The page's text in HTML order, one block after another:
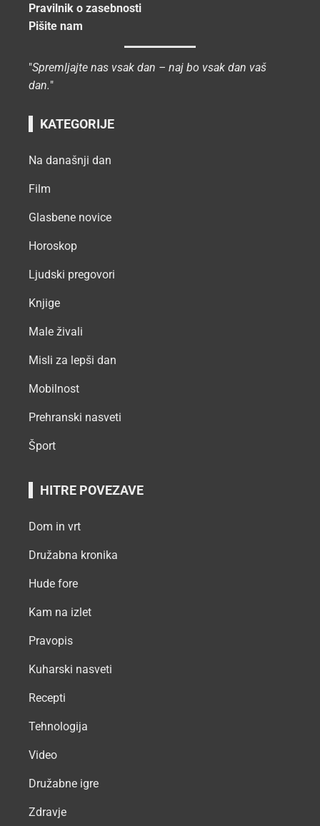
Pravilnik o zasebnosti
Pišite nam
"Spremljajte nas vsak dan – naj bo vsak dan vaš
dan."
KATEGORIJE
Na današnji dan
Film
Glasbene novice
Horoskop
Ljudski pregovori
Knjige
Male živali
Misli za lepši dan
Mobilnost
Prehranski nasveti
Šport
HITRE POVEZAVE
Dom in vrt
Družabna kronika
Hude fore
Kam na izlet
Pravopis
Kuharski nasveti
Recepti
Tehnologija
Video
Družabne igre
Zdravje